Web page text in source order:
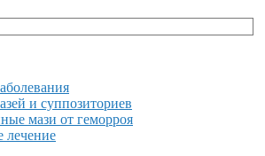
и суппозиториев
мази от геморроя
лечение